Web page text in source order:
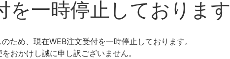
を一時停止しております
ため、現在WEB注文受付を一時停止しております。
をおかけし誠に申し訳ございません。